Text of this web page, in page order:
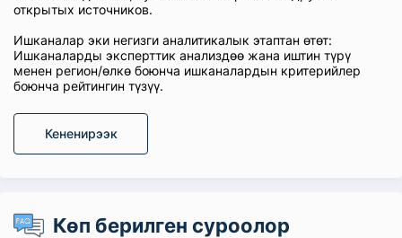
открытых источников.
Ишканалар эки негизги аналитикалык этаптан өтөт:
Ишканаларды эксперттик анализдөө жана иштин түрү
менен регион/өлкө боюнча ишканалардын критерийлер
боюнча рейтингин түзүү.
Кененирээк
Көп берилген суроолор